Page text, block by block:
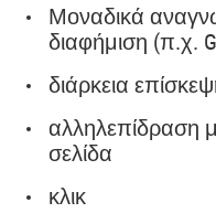
Μοναδικά
διαφήμιση (π.χ.
διάρκεια
αλληλεπίδραση
σελίδα
κλικ